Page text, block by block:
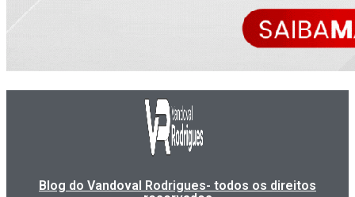
Blog do Vandoval Rodrigues- todos os direitos